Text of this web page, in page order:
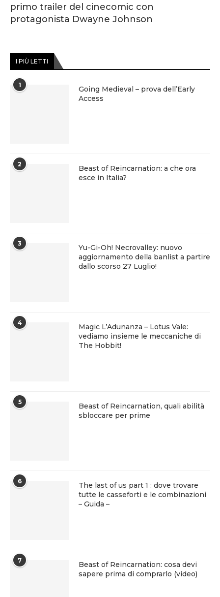
primo trailer del cinecomic con
protagonista Dwayne Johnson
I PIÙ LETTI
1
Going Medieval – prova dell’Early
Access
2
Beast of Reincarnation: a che ora
esce in Italia?
3
Yu-Gi-Oh! Necrovalley: nuovo
aggiornamento della banlist a partire
dallo scorso 27 Luglio!
4
Magic L’Adunanza – Lotus Vale:
vediamo insieme le meccaniche di
The Hobbit!
5
Beast of Reincarnation, quali abilità
sbloccare per prime
6
The last of us part 1 : dove trovare
tutte le casseforti e le combinazioni
– Guida –
7
Beast of Reincarnation: cosa devi
sapere prima di comprarlo (video)